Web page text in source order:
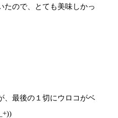
たので、とても美味しかっ
、最後の１切にウロコがベ